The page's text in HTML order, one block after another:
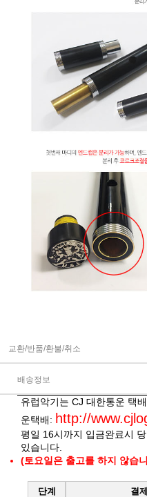
교환/반품/환불/취소
배송정보
유럽악기는 CJ 대한통운 택
운택배: http://
평일 16시까지 입금완료시
있습니다.
(토요일은 출고를 하지 않습
단계 결